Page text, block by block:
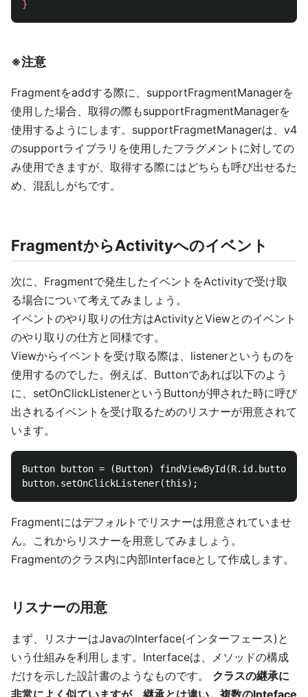
}
※注意
Fragmentをaddする際に、supportFragmentManagerを
使用した場合、取得の際もsupportFragmentManagerを
使用するようにします。supportFragmetManagerは、v4
のsupportライブラリを使用したフラグメントに対しての
み使用できますが、取得する際にはどちらも呼び出せるた
め、混乱しがちです。
FragmentからActivityへのイベント
次に、Fragmentで発生したイベントをActivityで受け取
る場合について考えてみましょう。
イベントのやり取りの仕方はActivityとViewとのイベント
のやり取りの仕方と同様です。
Viewからイベントを受け取る際は、listenerというものを
使用するのでした。例えば、Buttonであれば以下のよう
に、setOnClickListenerというButtonが押された時に呼び
出されるイベントを受け取るためのリスナーが用意されて
います。
Button button = (Button) findViewById(R.id.button);
Fragmentにはデフォルトでリスナーは用意されていませ
ん。これからリスナーを用意してみましょう。
Fragmentのクラス内に内部Interfaceとして作成します。
リスナーの用意
まず、リスナーはJavaのInterface(インターフェース)と
いう仕組みを利用します。Interfaceは、メソッドの構成
だけを示した設計書のようなものです。 クラスの継承に
非常によく似ていますが、継承とは違い。複数のInteface